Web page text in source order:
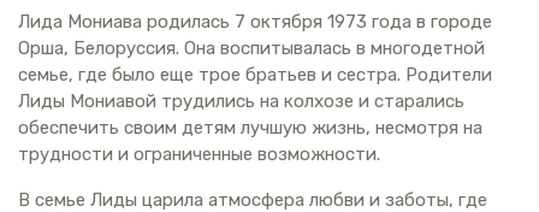
Лида Мониава родилась 7 октября 1973 года в городе
Орша, Белоруссия. Она воспитывалась в многодетной
семье, где было еще трое братьев и сестра. Родители
Лиды Мониавой трудились на колхозе и старались
обеспечить своим детям лучшую жизнь, несмотря на
трудности и ограниченные возможности.
В семье Лиды царила атмосфера любви и заботы, где